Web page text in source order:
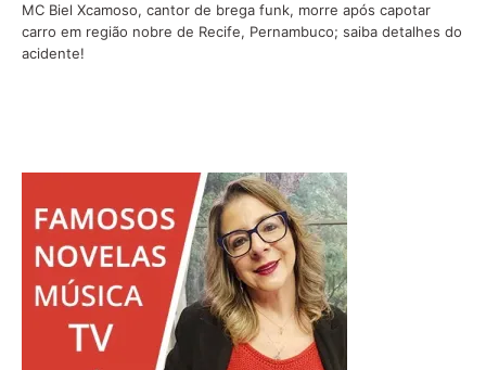
MC Biel Xcamoso, cantor de brega funk, morre após capotar
carro em região nobre de Recife, Pernambuco; saiba detalhes do
acidente!